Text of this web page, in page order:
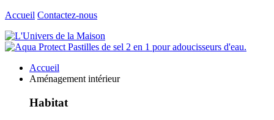
Accueil Contactez-nous
Accueil
Aménagement intérieur
Habitat